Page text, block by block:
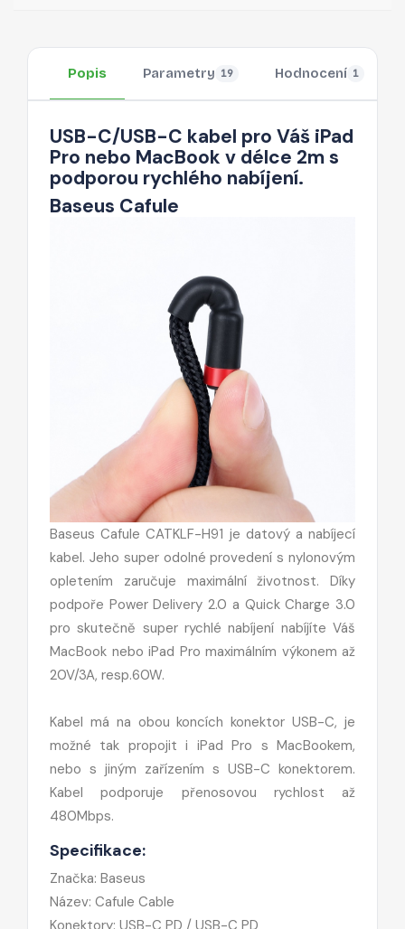
Popis Parametry 19 Hodnocení 1
USB-C/USB-C kabel pro Váš iPad
Pro nebo MacBook v délce 2m s
podporou rychlého nabíjení.
Baseus Cafule
Baseus Cafule CATKLF-H91 je datový a nabíjecí
kabel. Jeho super odolné provedení s nylonovým
opletením zaručuje maximální životnost. Díky
podpoře Power Delivery 2.0 a Quick Charge 3.0
pro skutečně super rychlé nabíjení nabíjíte Váš
MacBook nebo iPad Pro maximálním výkonem až
20V/3A, resp.60W.
Kabel má na obou koncích konektor USB-C, je
možné tak propojit i iPad Pro s MacBookem,
nebo s jiným zařízením s USB-C konektorem.
Kabel podporuje přenosovou rychlost až
480Mbps.
Specifikace:
Značka: Baseus
Název: Cafule Cable
Konektory: USB-C PD / USB-C PD